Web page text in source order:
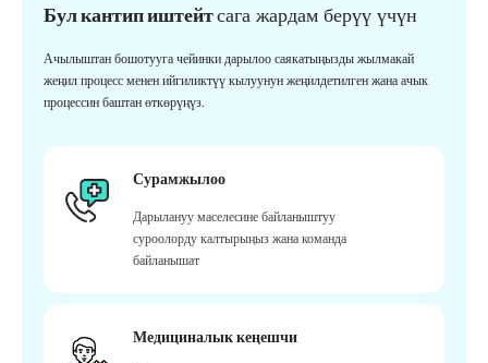
Бул кантип иштейтсага жардам берүү үчүн
Ачылыштан бошотууга чейинки дарылоо саякатыңызды жылмакай
жеңил процесс менен ийгиликтүү кылуунун жеңилдетилген жана ачык
процессин баштан өткөрүңүз.
Сурамжылоо
Дарылануу маселесине байланыштуу
суроолорду калтырыңыз жана команда
байланышат
Медициналык кеңешчи